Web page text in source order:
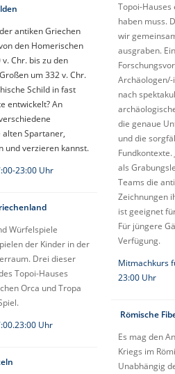
antiken Griechen
den Homerischen
Chr. bis zu den
um 332 v. Chr.
Schild in fast
entwickelt? An
alten Spartaner,
und verzieren kannst.
23:00 Uhr
Würfelspiele
der Kinder in der
Drei dieser
Topoi-Hauses
Orca und Tropa
Uhr
Topoi-
haben muss.
wir
ausgraben.
nach
die genaue
und die
als
Teams die
Zeichnungen
ist geeignet
Für jüngere
Verfügung.
Mitmachkurs
23:00 Uhr
Römische
Es mag den
Kriegs im
Unabhängig